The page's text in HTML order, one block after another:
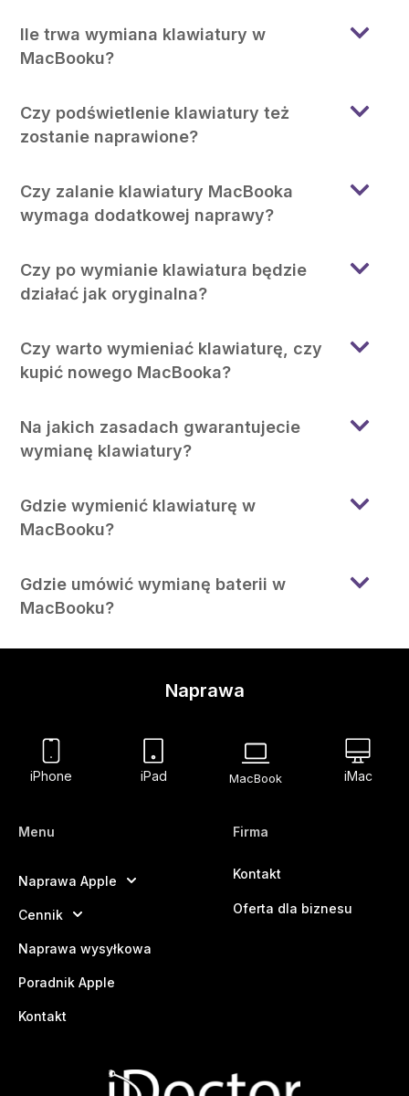
Ile trwa wymiana klawiatury w
MacBooku?
Czy podświetlenie klawiatury też
zostanie naprawione?
Czy zalanie klawiatury MacBooka
wymaga dodatkowej naprawy?
Czy po wymianie klawiatura będzie
działać jak oryginalna?
Czy warto wymieniać klawiaturę, czy
kupić nowego MacBooka?
Na jakich zasadach gwarantujecie
wymianę klawiatury?
Gdzie wymienić klawiaturę w
MacBooku?
Gdzie umówić wymianę baterii w
MacBooku?
Naprawa
iPhone iPad MacBook iMac
Menu
Naprawa Apple
Cennik
Naprawa wysyłkowa
Poradnik Apple
Kontakt
Firma
Kontakt
Oferta dla biznesu